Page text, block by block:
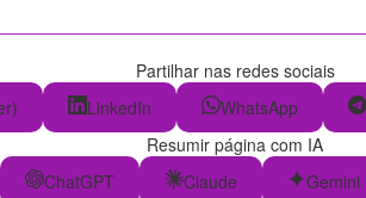
Partilhar nas redes sociais
LinkedIn WhatsApp
Resumir página com IA
ChatGPT Claude Gemini